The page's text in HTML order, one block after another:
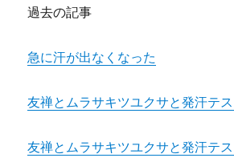
過去の記事
急に汗が出なくなった
友禅とムラサキツユクサと発汗テス
友禅とムラサキツユクサと発汗テ